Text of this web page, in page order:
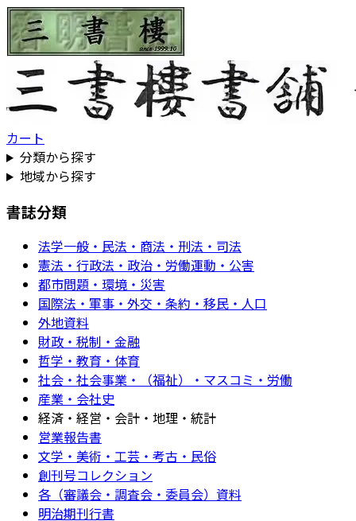
カート
分類から探す
地域から探す
書誌分類
法学一般・民法・商法・刑法・司法
憲法・行政法・政治・労働運動・公害
都市問題・環境・災害
国際法・軍事・外交・条約・移民・人口
外地資料
財政・税制・金融
哲学・教育・体育
社会・社会事業・（福祉）・マスコミ・労働
産業・会社史
経済・経営・会計・地理・統計
営業報告書
文学・美術・工芸・考古・民俗
創刊号コレクション
各（審議会・調査会・委員会）資料
明治期刊行書